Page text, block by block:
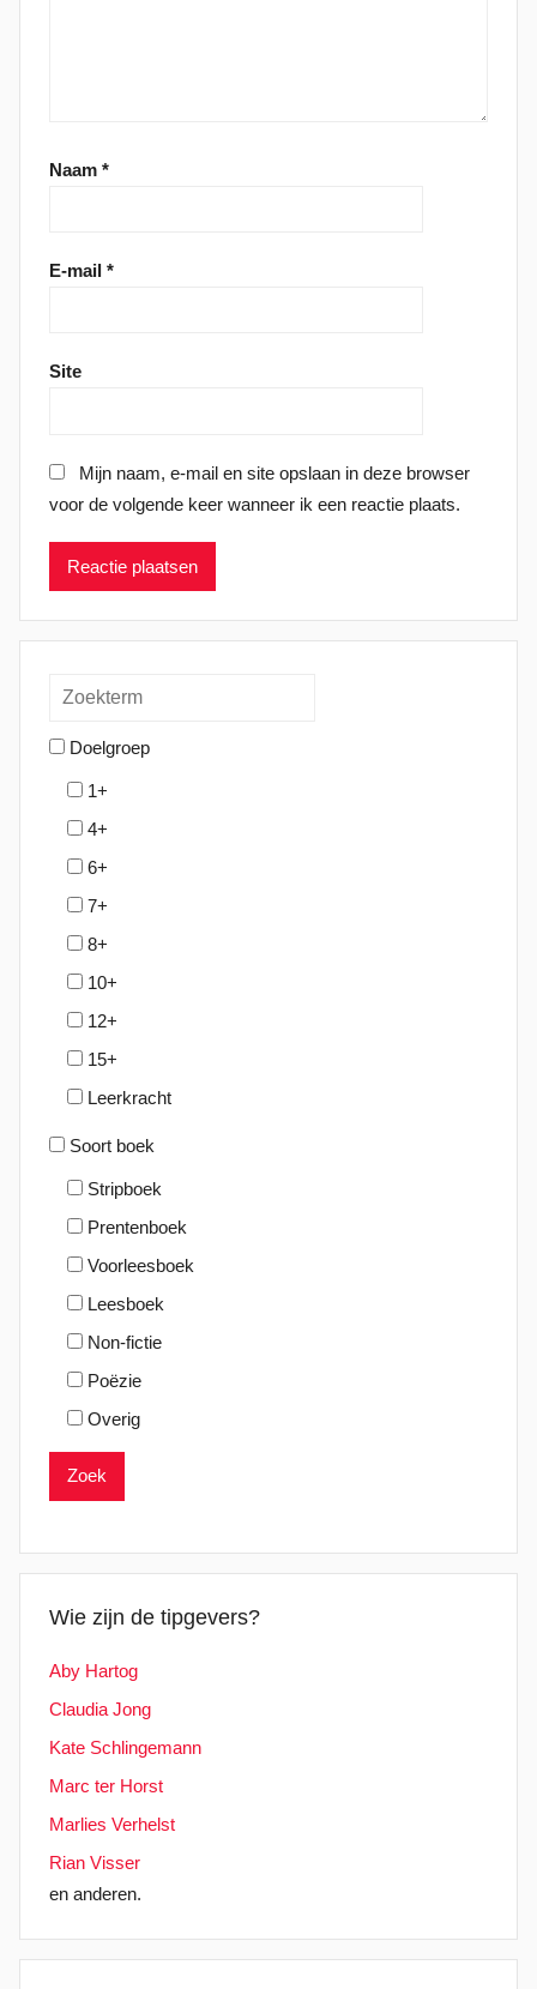
Naam *
E-mail *
Site
Mijn naam, e-mail en site opslaan in deze browser
voor de volgende keer wanneer ik een reactie plaats.
Doelgroep
1+
4+
6+
7+
8+
10+
12+
15+
Leerkracht
Soort boek
Stripboek
Prentenboek
Voorleesboek
Leesboek
Non-fictie
Poëzie
Overig
Wie zijn de tipgevers?
Aby Hartog
Claudia Jong
Kate Schlingemann
Marc ter Horst
Marlies Verhelst
Rian Visser
en anderen.